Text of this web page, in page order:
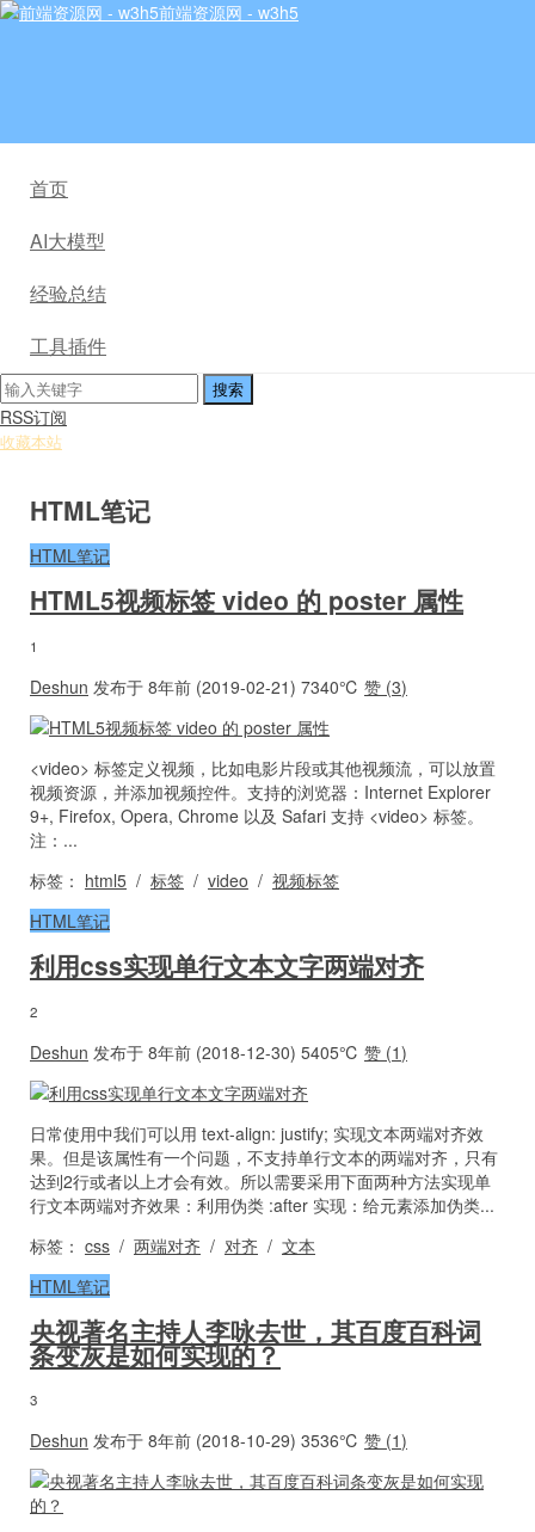
前端资源网 - w3h5
首页
AI大模型
经验总结
工具插件
RSS订阅
收藏本站
HTML笔记
HTML笔记
HTML5视频标签 video 的 poster 属性
1
Deshun 发布于 8年前 (2019-02-21) 7340℃ 赞 (3)
<video> 标签定义视频，比如电影片段或其他视频流，可以放置
视频资源，并添加视频控件。支持的浏览器：Internet Explorer
9+, Firefox, Opera, Chrome 以及 Safari 支持 <video> 标签。
注：...
标签： html5 / 标签 / video / 视频标签
HTML笔记
利用css实现单行文本文字两端对齐
2
Deshun 发布于 8年前 (2018-12-30) 5405℃ 赞 (1)
日常使用中我们可以用 text-align: justify; 实现文本两端对齐效
果。但是该属性有一个问题，不支持单行文本的两端对齐，只有
达到2行或者以上才会有效。所以需要采用下面两种方法实现单
行文本两端对齐效果：利用伪类 :after 实现：给元素添加伪类...
标签： css / 两端对齐 / 对齐 / 文本
HTML笔记
央视著名主持人李咏去世，其百度百科词
条变灰是如何实现的？
3
Deshun 发布于 8年前 (2018-10-29) 3536℃ 赞 (1)